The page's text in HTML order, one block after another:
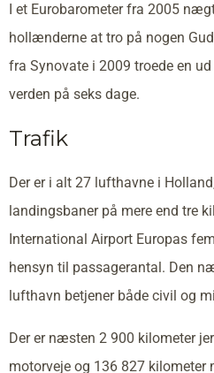
I et Eurobarometer fra 2005
hollænderne at tro på nogen
fra Synovate i 2009 troede en
verden på seks dage.
Trafik
Der er i alt 27 lufthavne i
landingsbaner på mere end tre
International Airport Europas
hensyn til passagerantal. Den
lufthavn betjener både civil og
Der er næsten 2 900 kilometer
motorveje og 136 827 kilometer